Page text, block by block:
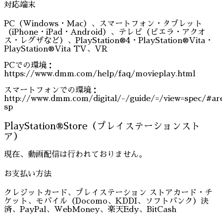
対応端末
PC（Windows・Mac）、スマートフォン・タブレット
（iPhone・iPad・Android）、テレビ（ビエラ・アクオ
ス・レグザなど）、PlayStation®4・PlayStation®Vita・
PlayStation®Vita TV、VR
PCでの環境：
https://www.dmm.com/help/faq/movieplay.html
スマートフォンでの環境：
http://www.dmm.com/digital/-/guide/=/view=spec/
sp
PlayStation®Store（プレイステーションスト
ア）
現在、動画配信は行われておりません。
お支払い方法
クレジットカード、プレイステーション ストアカード・チ
ケット、モバイル（Docomo、KDDI、ソフトバンク）決
済、PayPal、WebMoney、楽天Edy、BitCash